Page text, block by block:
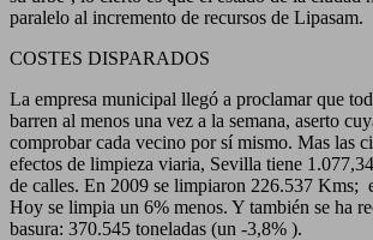
paralelo al incremento de recursos de Lipasam.
COSTES DISPARADOS
La empresa municipal llegó a proclamar que
barren al menos una vez a la semana, aserto
comprobar cada vecino por sí mismo. Mas las
efectos de limpieza viaria, Sevilla tiene
de calles. En 2009 se limpiaron 226.537 Kms;
Hoy se limpia un 6% menos. Y también se ha
basura: 370.545 toneladas (un -3,8% ).